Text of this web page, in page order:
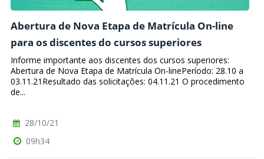
Abertura de Nova Etapa de Matrícula On-line
para os discentes do cursos superiores
Informe importante aos discentes dos cursos superiores:
Abertura de Nova Etapa de Matrícula On-linePeríodo: 28.10 a
03.11.21Resultado das solicitações: 04.11.21 O procedimento
de...
28/10/21
09h34